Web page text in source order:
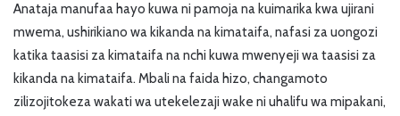
Anataja manufaa hayo kuwa ni pamoja na kuimarika kwa ujirani
mwema, ushirikiano wa kikanda na kimataifa, nafasi za uongozi
katika taasisi za kimataifa na nchi kuwa mwenyeji wa taasisi za
kikanda na kimataifa. Mbali na faida hizo, changamoto
zilizojitokeza wakati wa utekelezaji wake ni uhalifu wa mipakani,